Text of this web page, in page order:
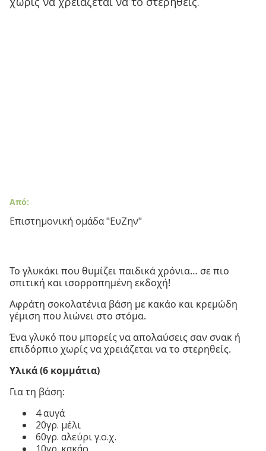
Από:
Επιστημονική ομάδα "ΕυΖην"
Το γλυκάκι που θυμίζει παιδικά χρόνια… σε πιο
σπιτική και ισορροπημένη εκδοχή!
Αφράτη σοκολατένια βάση με κακάο και κρεμώδη
γέμιση που λιώνει στο στόμα.
Ένα γλυκό που μπορείς να απολαύσεις σαν σνακ ή
επιδόρπιο χωρίς να χρειάζεται να το στερηθείς.
Υλικά (6 κομμάτια)
Για τη βάση:
4 αυγά
20γρ. μέλι
60γρ. αλεύρι γ.ο.χ.